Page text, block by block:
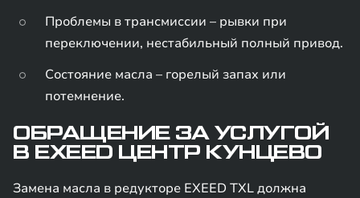
Проблемы в трансмиссии – рывки при
переключении, нестабильный полный привод.
Состояние масла – горелый запах или
потемнение.
ОБРАЩЕНИЕ ЗА УСЛУГОЙ
В EXEED ЦЕНТР КУНЦЕВО
Замена масла в редукторе EXEED TXL должна